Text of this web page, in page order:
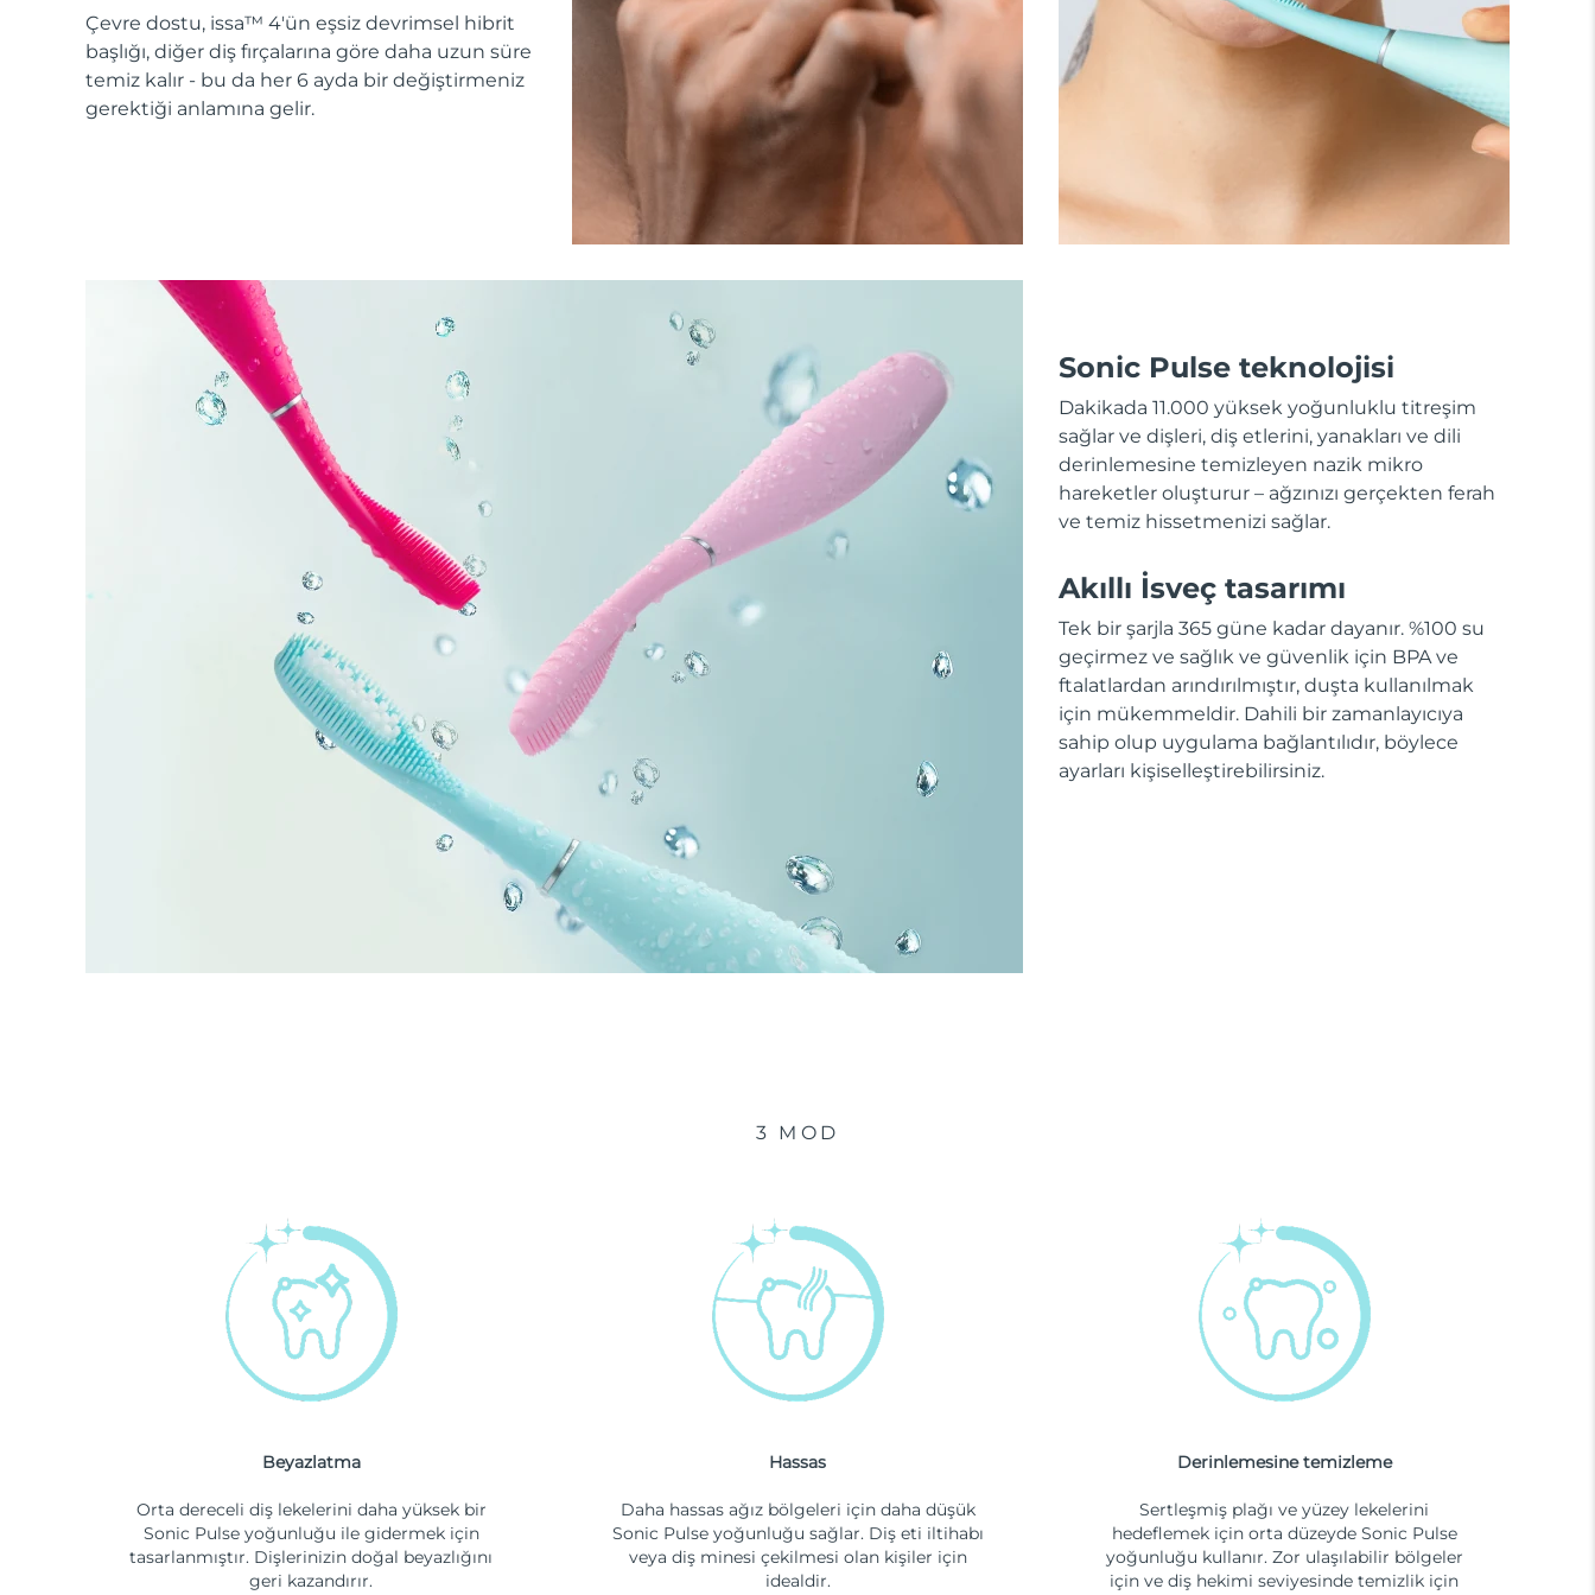
Çevre dostu, issa™ 4'ün eşsiz devrimsel hibrit
başlığı, diğer diş fırçalarına göre daha uzun süre
temiz kalır - bu da her 6 ayda bir değiştirmeniz
gerektiği anlamına gelir.
Sonic Pulse teknolojisi
Dakikada 11.000 yüksek yoğunluklu titreşim
sağlar ve dişleri, diş etlerini, yanakları ve dili
derinlemesine temizleyen nazik mikro
hareketler oluşturur – ağzınızı gerçekten ferah
ve temiz hissetmenizi sağlar.
Akıllı İsveç tasarımı
Tek bir şarjla 365 güne kadar dayanır. %100 su
geçirmez ve sağlık ve güvenlik için BPA ve
ftalatlardan arındırılmıştır, duşta kullanılmak
için mükemmeldir. Dahili bir zamanlayıcıya
sahip olup uygulama bağlantılıdır, böylece
ayarları kişiselleştirebilirsiniz.
3 MOD
Beyazlatma
Orta dereceli diş lekelerini daha yüksek bir
Sonic Pulse yoğunluğu ile gidermek için
tasarlanmıştır. Dişlerinizin doğal beyazlığını
geri kazandırır.
Hassas
Daha hassas ağız bölgeleri için daha düşük
Sonic Pulse yoğunluğu sağlar. Diş eti iltihabı
veya diş minesi çekilmesi olan kişiler için
idealdir.
Derinlemesine temizleme
Sertleşmiş plağı ve yüzey lekelerini
hedeflemek için orta düzeyde Sonic Pulse
yoğunluğu kullanır. Zor ulaşılabilir bölgeler
için ve diş hekimi seviyesinde temizlik için
Advanced pore care essentials
Serum
For healthy hair
issa™ Teeth Whitening Gel
18% PAP
Kozmetik ürünleri Erkekler